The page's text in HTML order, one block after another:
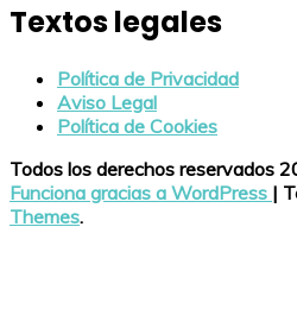
Textos legales
Política de Privacidad
Aviso Legal
Política de Cookies
Todos los derechos reservados
Funciona gracias a WordPress |
Themes.